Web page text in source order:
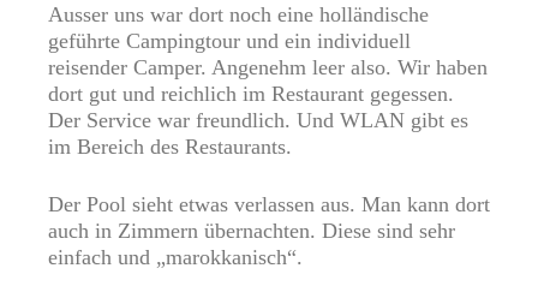
Ausser uns war dort noch eine holländische
geführte Campingtour und ein individuell
reisender Camper. Angenehm leer also. Wir haben
dort gut und reichlich im Restaurant gegessen.
Der Service war freundlich. Und WLAN gibt es
im Bereich des Restaurants.
Der Pool sieht etwas verlassen aus. Man kann dort
auch in Zimmern übernachten. Diese sind sehr
einfach und „marokkanisch“.